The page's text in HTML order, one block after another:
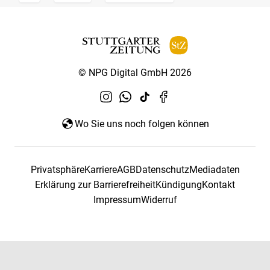
© NPG Digital GmbH 2026
Wo Sie uns noch folgen können
PrivatsphäreKarriereAGBDatenschutzMediadaten
Erklärung zur BarrierefreiheitKündigungKontakt
ImpressumWiderruf